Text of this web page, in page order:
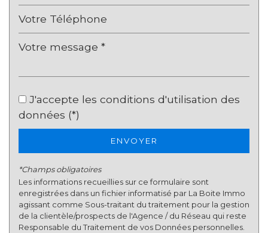
Taxe foncière
30,68 %
Habitants de moins de 25 ans
Habitants de 25 à 55 ans
Familles sans enfant
47,36 %
Familles avec 1 ou 2 enfants
Familles avec 3 enfants
J'accepte les conditions d'utilisation des
données (*)
ENVOYER
*Champs obligatoires
Les informations recueillies sur ce formulaire sont
enregistrées dans un fichier informatisé par La Boite Immo
agissant comme Sous-traitant du traitement pour la gestion
de la clientèle/prospects de l'Agence / du Réseau qui reste
Responsable du Traitement de vos Données personnelles.